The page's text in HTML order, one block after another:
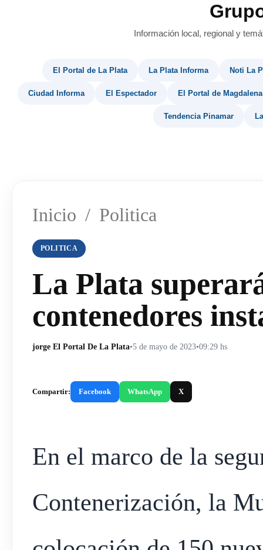
Información local, regional y
El Portal de La Plata La Plata Informa Noti La
Ciudad Informa El Espectador El Portal de Magdalena
Tendencia Pinamar
Inicio / Politica
POLITICA
La Plata
contenedores
jorge El Portal De La Plata•5 de mayo de 2023•09:29 hs
Compartir: Facebook WhatsApp X
En el marco de la
Contenerización, la